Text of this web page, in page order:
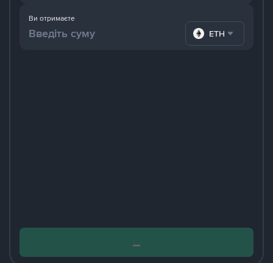
Ви отримаєте
ETH